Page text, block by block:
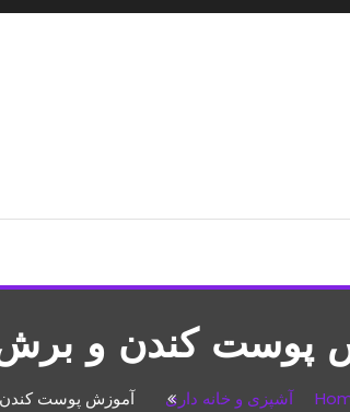
پوست کندن و برش
آشپزی و خانه داری آموزش پوست کندن